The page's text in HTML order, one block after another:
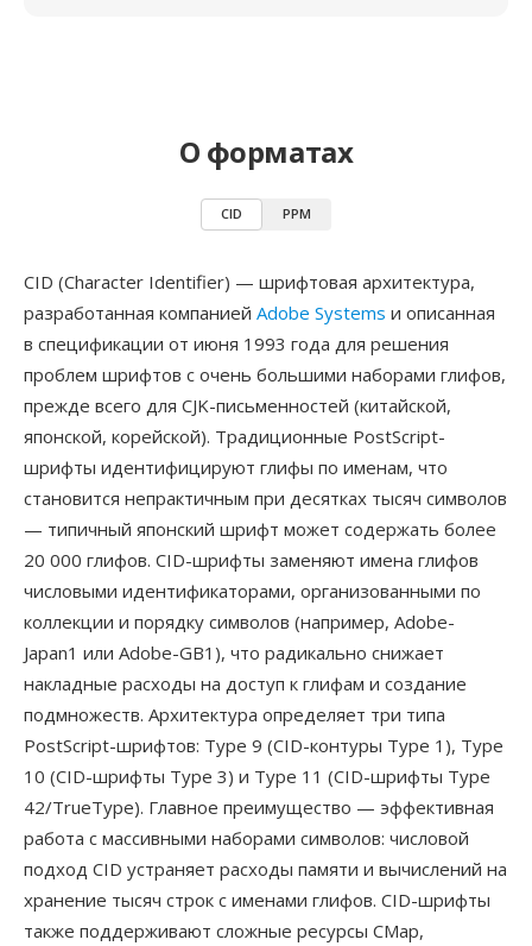
О форматах
CID PPM
CID (Character Identifier) — шрифтовая архитектура,
разработанная компанией Adobe Systems и описанная
в спецификации от июня 1993 года для решения
проблем шрифтов с очень большими наборами глифов,
прежде всего для CJK-письменностей (китайской,
японской, корейской). Традиционные PostScript-
шрифты идентифицируют глифы по именам, что
становится непрактичным при десятках тысяч символов
— типичный японский шрифт может содержать более
20 000 глифов. CID-шрифты заменяют имена глифов
числовыми идентификаторами, организованными по
коллекции и порядку символов (например, Adobe-
Japan1 или Adobe-GB1), что радикально снижает
накладные расходы на доступ к глифам и создание
подмножеств. Архитектура определяет три типа
PostScript-шрифтов: Type 9 (CID-контуры Type 1), Type
10 (CID-шрифты Type 3) и Type 11 (CID-шрифты Type
42/TrueType). Главное преимущество — эффективная
работа с массивными наборами символов: числовой
подход CID устраняет расходы памяти и вычислений на
хранение тысяч строк с именами глифов. CID-шрифты
также поддерживают сложные ресурсы CMap,